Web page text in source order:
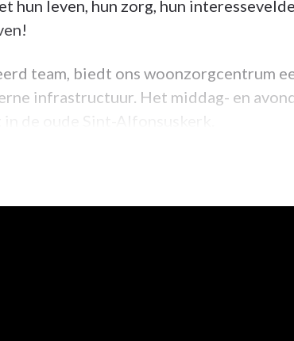
hun leven, hun zorg, hun
team, biedt ons woonzorgcentrum
infrastructuur. Het middag- en
de oude Sint-Alfonsuskerk.
kinesisten aan boord om onze